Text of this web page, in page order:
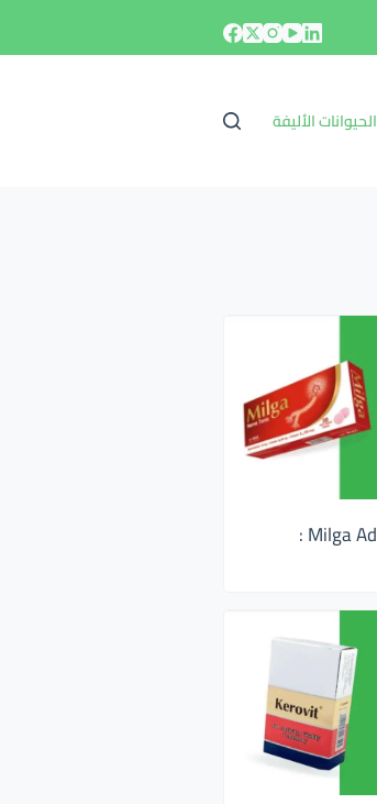
الحيوانات الأليفة
ميلجا ادفانس اقراص Milga Advance :